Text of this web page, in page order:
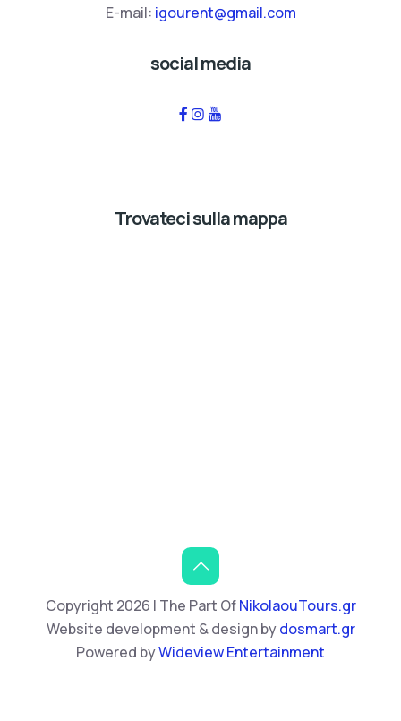
E-mail: igourent@gmail.com
social media
Trovateci sulla mappa
Copyright 2026 | The Part OfNikolaouTours.gr
Website development & design bydosmart.gr
Powered byWideview Entertainment